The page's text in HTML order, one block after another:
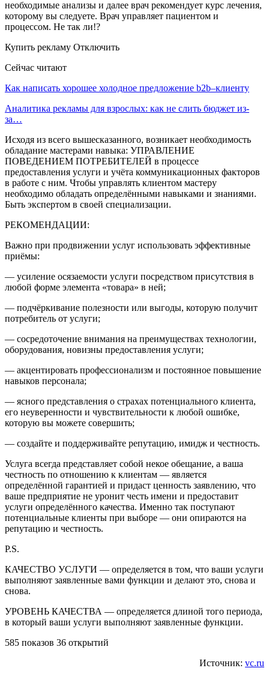
необходимые анализы и далее врач рекомендует курс лечения,
которому вы следуете. Врач управляет пациентом и
процессом. Не так ли!?
Купить рекламу Отключить
Сейчас читают
Как написать хорошее холодное предложение b2b–клиенту
Аналитика рекламы для взрослых: как не слить бюджет из-
за…
Исходя из всего вышесказанного, возникает необходимость
обладание мастерами навыка: УПРАВЛЕНИЕ
ПОВЕДЕНИЕМ ПОТРЕБИТЕЛЕЙ в процессе
предоставления услуги и учёта коммуникационных факторов
в работе с ним. Чтобы управлять клиентом мастеру
необходимо обладать определёнными навыками и знаниями.
Быть экспертом в своей специализации.
РЕКОМЕНДАЦИИ:
Важно при продвижении услуг использовать эффективные
приёмы:
— усиление осязаемости услуги посредством присутствия в
любой форме элемента «товара» в ней;
— подчёркивание полезности или выгоды, которую получит
потребитель от услуги;
— сосредоточение внимания на преимуществах технологии,
оборудования, новизны предоставления услуги;
— акцентировать профессионализм и постоянное повышение
навыков персонала;
— ясного представления о страхах потенциального клиента,
его неуверенности и чувствительности к любой ошибке,
которую вы можете совершить;
— создайте и поддерживайте репутацию, имидж и честность.
Услуга всегда представляет собой некое обещание, а ваша
честность по отношению к клиентам — является
определённой гарантией и придаст ценность заявлению, что
ваше предприятие не уронит честь имени и предоставит
услуги определённого качества. Именно так поступают
потенциальные клиенты при выборе — они опираются на
репутацию и честность.
P.S.
КАЧЕСТВО УСЛУГИ — определяется в том, что ваши услуги
выполняют заявленные вами функции и делают это, снова и
снова.
УРОВЕНЬ КАЧЕСТВА — определяется длиной того периода,
в который ваши услуги выполняют заявленные функции.
585 показов 36 открытий
Источник: vc.ru